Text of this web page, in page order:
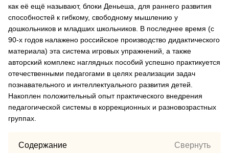
как её ещё называют, блоки Деньеша, для раннего развития
способностей к гибкому, свободному мышлению у
дошкольников и младших школьников. В последнее время (с
90-х годов налажено российское производство дидактического
материала) эта система игровых упражнений, а также
авторский комплекс наглядных пособий успешно практикуется
отечественными педагогами в целях реализации задач
познавательного и интеллектуального развития детей.
Накоплен положительный опыт практического внедрения
педагогической системы в коррекционных и разновозрастных
группах.
Содержание Свернуть